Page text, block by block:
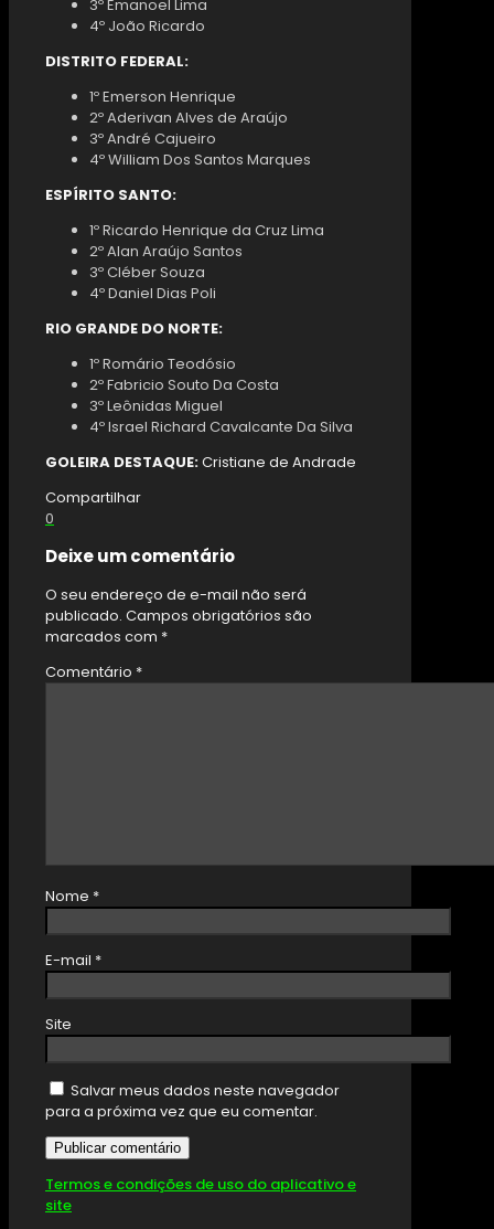
3º Emanoel Lima
4º João Ricardo
DISTRITO FEDERAL:
1º Emerson Henrique
2º Aderivan Alves de Araújo
3º André Cajueiro
4º William Dos Santos Marques
ESPÍRITO SANTO:
1º Ricardo Henrique da Cruz Lima
2º Alan Araújo Santos
3º Cléber Souza
4º Daniel Dias Poli
RIO GRANDE DO NORTE:
1º Romário Teodósio
2º Fabricio Souto Da Costa
3º Leônidas Miguel
4º Israel Richard Cavalcante Da Silva
GOLEIRA DESTAQUE:Cristiane de Andrade
Compartilhar
0
Deixe um comentário
O seu endereço de e-mail não será
publicado. Campos obrigatórios são
marcados com *
Comentário *
Nome *
E-mail *
Site
Salvar meus dados neste navegador
para a próxima vez que eu comentar.
Termos e condições de uso do aplicativo e
site